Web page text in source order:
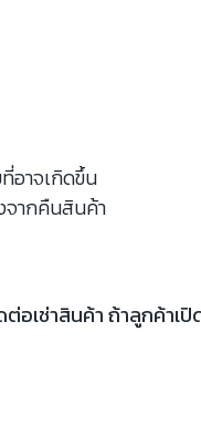
อาจเกิดขึ้น
จากคืนสินค้า
ต่อเช่าสินค้า ถ้าลูกค้าเ